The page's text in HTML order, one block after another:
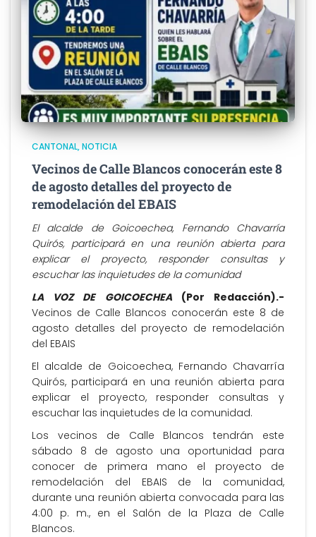
CANTONAL NOTICIA
Vecinos de Calle Blancos conocerán este 8
de agosto detalles del proyecto de
remodelación del EBAIS
El alcalde de Goicoechea, Fernando Chavarría
Quirós, participará en una reunión abierta para
explicar el proyecto, responder consultas y
escuchar las inquietudes de la comunidad
LA VOZ DE GOICOECHEA(Por Redacción).-
Vecinos de Calle Blancos conocerán este 8 de
agosto detalles del proyecto de remodelación
del EBAIS
El alcalde de Goicoechea, Fernando Chavarría
Quirós, participará en una reunión abierta para
explicar el proyecto, responder consultas y
escuchar las inquietudes de la comunidad.
Los vecinos de Calle Blancos tendrán este
sábado 8 de agosto una oportunidad para
conocer de primera mano el proyecto de
remodelación del EBAIS de la comunidad,
durante una reunión abierta convocada para las
4:00 p. m., en el Salón de la Plaza de Calle
Blancos.